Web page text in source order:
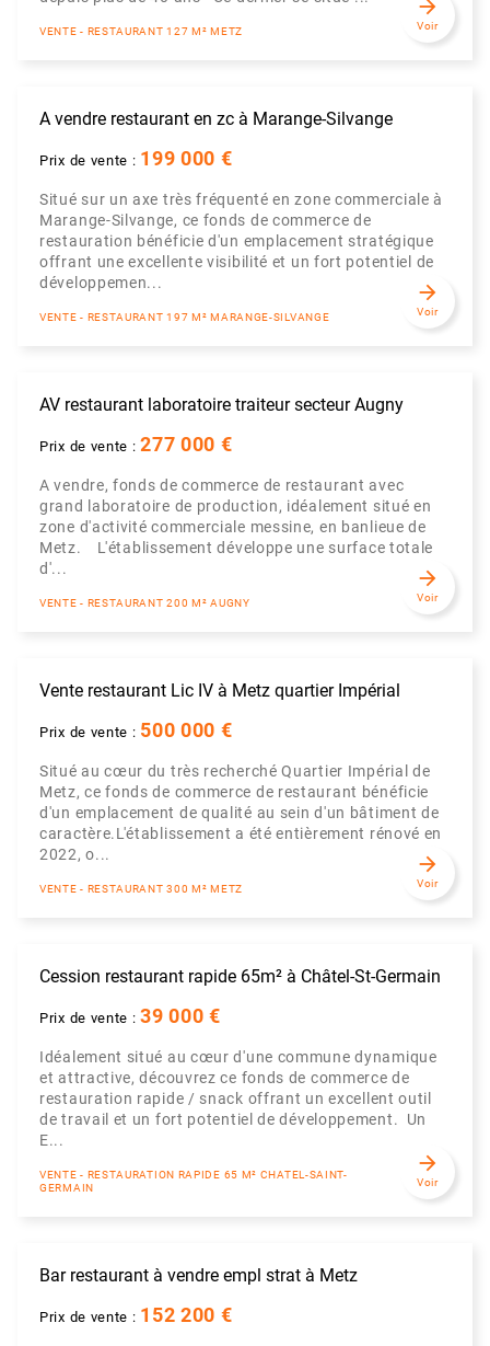
VENTE - RESTAURANT 127 M² METZ
arrow_forward
Voir
A vendre restaurant en zc à Marange-Silvange
Prix de vente : 199 000 €
Situé sur un axe très fréquenté en zone commerciale à
Marange-Silvange, ce fonds de commerce de
restauration bénéficie d'un emplacement stratégique
offrant une excellente visibilité et un fort potentiel de
développemen...
VENTE - RESTAURANT 197 M² MARANGE-SILVANGE
arrow_forward
Voir
AV restaurant laboratoire traiteur secteur Augny
Prix de vente :277 000 €
A vendre, fonds de commerce de restaurant avec
grand laboratoire de production, idéalement situé en
zone d'activité commerciale messine, en banlieue de
Metz. L'établissement développe une surface totale
d'...
VENTE - RESTAURANT 200 M² AUGNY
arrow_forward
Voir
Vente restaurant Lic IV à Metz quartier Impérial
Prix de vente : 500 000 €
Situé au cœur du très recherché Quartier Impérial de
Metz, ce fonds de commerce de restaurant bénéficie
d'un emplacement de qualité au sein d'un bâtiment de
caractère.L'établissement a été entièrement rénové en
2022, o...
VENTE - RESTAURANT 300 M² METZ
arrow_forward
Voir
Cession restaurant rapide 65m² à Châtel-St-Germain
Prix de vente :39 000 €
Idéalement situé au cœur d'une commune dynamique
et attractive, découvrez ce fonds de commerce de
restauration rapide / snack offrant un excellent outil
de travail et un fort potentiel de développement. Un
E...
VENTE - RESTAURATION RAPIDE 65 M² CHATEL-SAINT-
GERMAIN
arrow_forward
Voir
Bar restaurant à vendre empl strat à Metz
Prix de vente : 152 200 €